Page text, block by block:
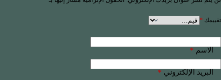
تقييمك *
الاسم *
البريد الإلكتروني *